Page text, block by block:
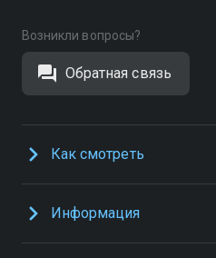
Возникли вопросы?
Обратная связь
Как смотреть
Информация